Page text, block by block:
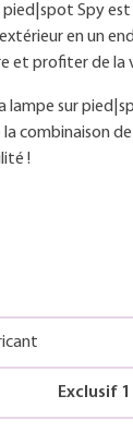
Spy
en un
et profiter de la
lampe sur
combinaison
!
Exclusif